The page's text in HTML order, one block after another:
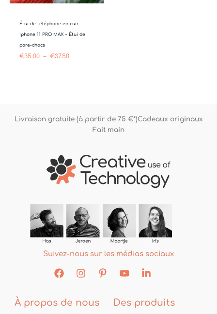
Étui de téléphone en cuir
Iphone 11 PRO MAX – Étui de
pare-chocs
€35.00 – €37.50
Livraison gratuite (à partir de 75 €*)Cadeaux originaux
Fait main
Suivez-nous sur les médias sociaux
À propos de nous Des produits